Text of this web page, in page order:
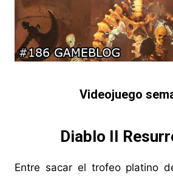
Videojuego
Diablo II
Entre sacar el trofeo platino